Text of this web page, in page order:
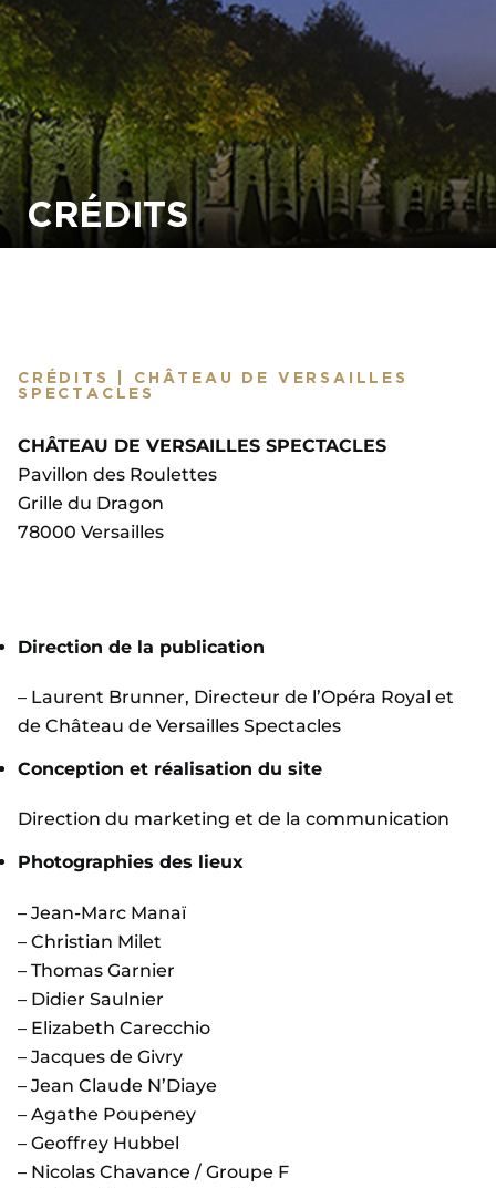
CRÉDITS
CRÉDITS | CHÂTEAU DE VERSAILLES
SPECTACLES
CHÂTEAU DE VERSAILLES SPECTACLES
Pavillon des Roulettes
Grille du Dragon
78000 Versailles
Direction de la publication
– Laurent Brunner, Directeur de l’Opéra Royal et
de Château de Versailles Spectacles
Conception et réalisation du site
Direction du marketing et de la communication
Photographies des lieux
– Jean-Marc Manaï
– Christian Milet
– Thomas Garnier
– Didier Saulnier
– Elizabeth Carecchio
– Jacques de Givry
– Jean Claude N’Diaye
– Agathe Poupeney
– Geoffrey Hubbel
– Nicolas Chavance / Groupe F